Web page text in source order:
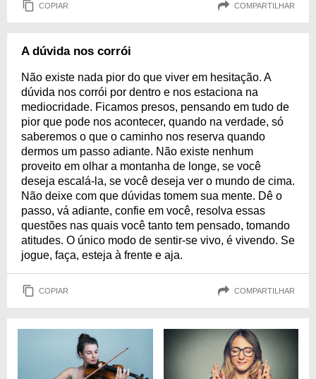
COPIAR COMPARTILHAR
A dúvida nos corrói
Não existe nada pior do que viver em hesitação. A
dúvida nos corrói por dentro e nos estaciona na
mediocridade. Ficamos presos, pensando em tudo de
pior que pode nos acontecer, quando na verdade, só
saberemos o que o caminho nos reserva quando
dermos um passo adiante. Não existe nenhum
proveito em olhar a montanha de longe, se você
deseja escalá-la, se você deseja ver o mundo de cima.
Não deixe com que dúvidas tomem sua mente. Dê o
passo, vá adiante, confie em você, resolva essas
questões nas quais você tanto tem pensado, tomando
atitudes. O único modo de sentir-se vivo, é vivendo. Se
jogue, faça, esteja à frente e aja.
COPIAR COMPARTILHAR